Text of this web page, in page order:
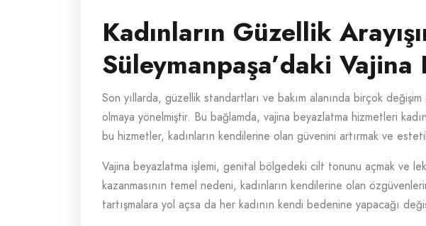
Kadınların Güzellik
Süleymanpaşa’daki
Son yıllarda, güzellik standartları ve bakım alanında birçok
olmaya yönelmiştir. Bu bağlamda, vajina beyazlatma hizmetleri
bu hizmetler, kadınların kendilerine olan güvenini artırmak ve
Vajina beyazlatma işlemi, genital bölgedeki cilt tonunu açmak ve
kazanmasının temel nedeni, kadınların kendilerine olan
tartışmalara yol açsa da her kadının kendi bedenine yapacağı